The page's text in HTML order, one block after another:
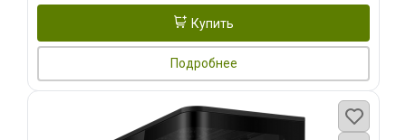
Купить
Подробнее